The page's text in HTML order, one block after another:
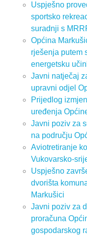
Uspješno
sportsko
suradnji s
Općina
rješenja putem
energetsku
Javni natječaj
upravni odjel
Prijedlog
uređenja
Javni poziv za
na području
Aviotretiranje
Vukovarsko-
Uspješno
dvorišta
Markušici
Javni poziv za
proračuna
gospodarskog